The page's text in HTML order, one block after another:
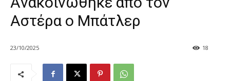
Αστέρα ο Μπάτλερ
23/10/2025 18